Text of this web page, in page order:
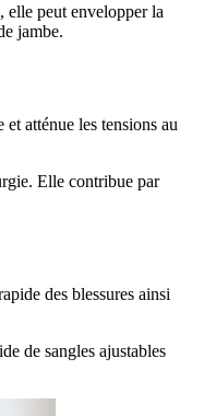
elle peut envelopper la
jambe.
atténue les tensions au
Elle contribue par
des blessures ainsi
de sangles ajustables